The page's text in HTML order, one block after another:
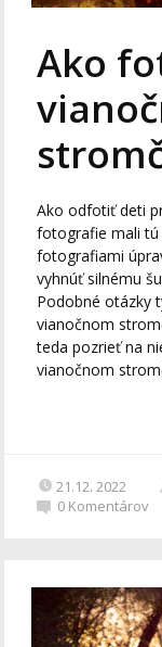
Ako
Ako odfotiť deti
fotografie mali tú
fotografiami
vyhnúť silnému
Podobné otázky
vianočnom
teda pozrieť na
vianočnom
21.12. 2022
0 Komentárov